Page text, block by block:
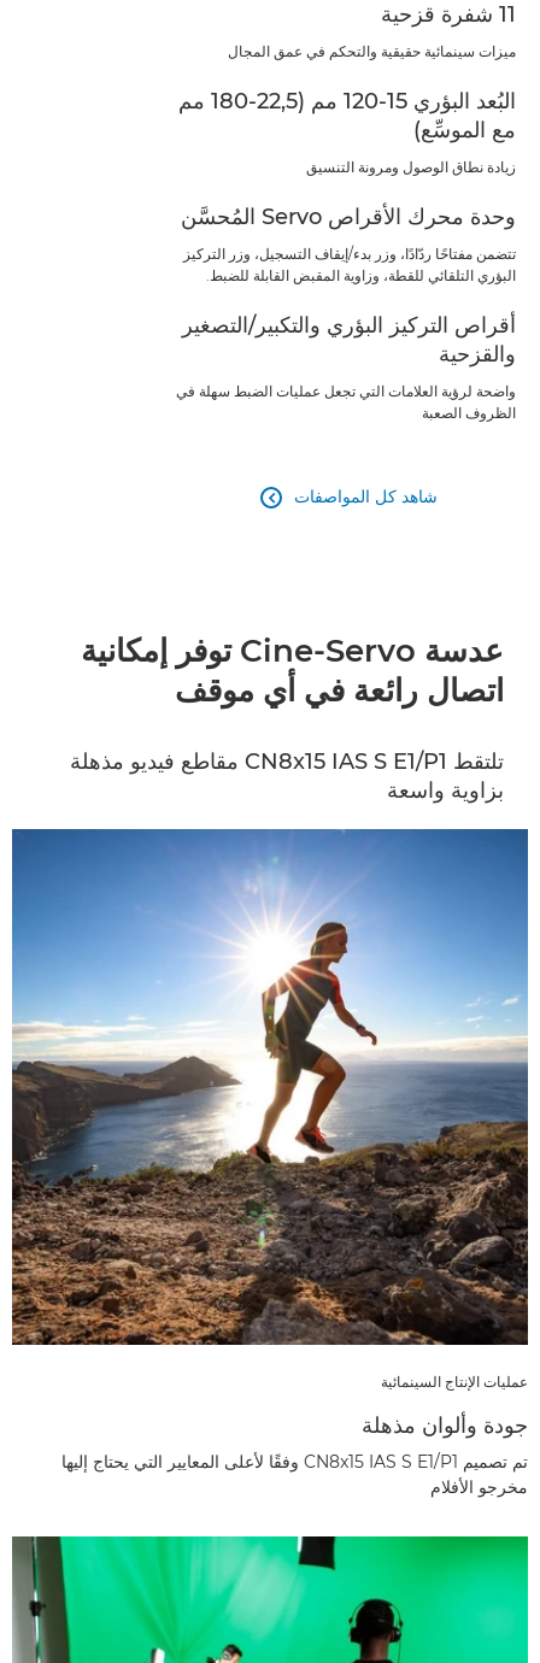
11 شفرة قزحية
ميزات سينمائية حقيقية والتحكم في عمق المجال
البُعد البؤري 15-120 مم (22,5-180 مم
مع الموسِّع)
زيادة نطاق الوصول ومرونة التنسيق
وحدة محرك الأقراص Servo المُحسَّن
تتضمن مفتاحًا ردّادًا، وزر بدء/إيقاف التسجيل، وزر التركيز
البؤري التلقائي للقطة، وزاوية المقبض القابلة للضبط.
أقراص التركيز البؤري والتكبير/التصغير
والقزحية
واضحة لرؤية العلامات التي تجعل عمليات الضبط سهلة في
الظروف الصعبة
شاهد كل المواصفات 
عدسة Cine-Servo توفر إمكانية
اتصال رائعة في أي موقف
تلتقط CN8x15 IAS S E1/P1 مقاطع فيديو مذهلة
بزاوية واسعة
عمليات الإنتاج السينمائية
جودة وألوان مذهلة
تم تصميم CN8x15 IAS S E1/P1 وفقًا لأعلى المعايير التي يحتاج إليها
مخرجو الأفلام